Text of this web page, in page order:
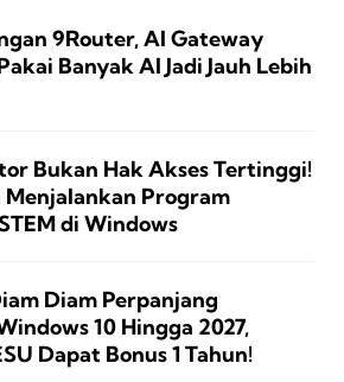
9Router, AI Gateway
Banyak AI Jadi Jauh Lebih
Bukan Hak Akses Tertinggi!
Menjalankan Program
di Windows
Diam Perpanjang
10 Hingga 2027,
Dapat Bonus 1 Tahun!